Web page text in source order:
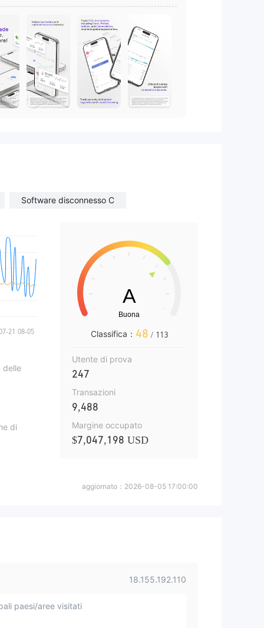
Software disconnesso C
delle
di
Classifica： 48 / 113
Utente di prova
247
Transazioni
9,488
Margine occupato
$7,047,198 USD
aggiornato： 2026-08-05 17:00:00
18.155.192.110
paesi/aree visitati